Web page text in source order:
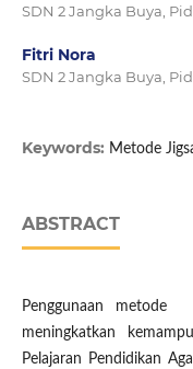
SDN 2 Jangka Buya,
Fitri Nora
SDN 2 Jangka Buya,
Keywords: Metode
ABSTRACT
Penggunaan metode
meningkatkan
Pelajaran Pendidikan